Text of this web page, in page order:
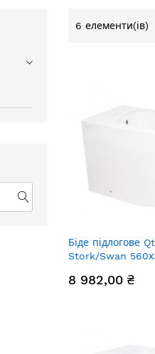
6 елементи(ів)
Біде підлогове
Stork/Swan
8 982,00 ₴